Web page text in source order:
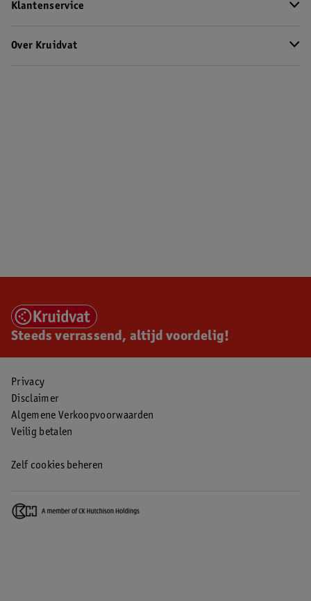
Klantenservice
Over Kruidvat
Steeds verrassend, altijd voordelig!
Privacy
Disclaimer
Algemene Verkoopvoorwaarden
Veilig betalen
Zelf cookies beheren